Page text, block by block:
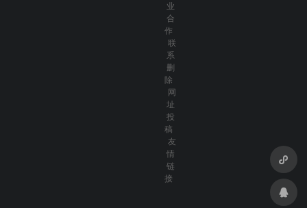
业
合
作
联
系
删
除
网
址
投
稿
友
情
链
接